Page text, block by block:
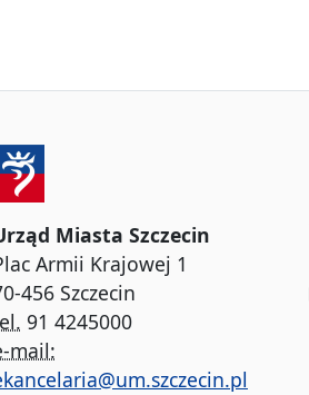
Miasta Szczecin
Armii Krajowej 1
456 Szczecin
91 4245000
mail: